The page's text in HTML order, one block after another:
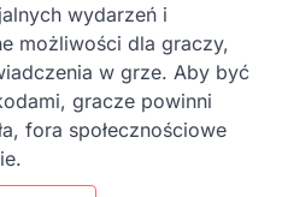
wydarzeń i
możliwości dla graczy,
w grze. Aby być
gracze powinni
fora społecznościowe